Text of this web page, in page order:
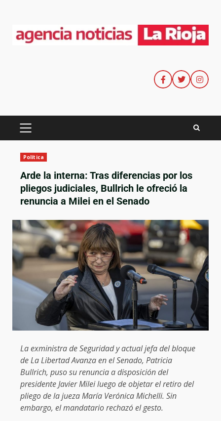
Política
Arde la interna: Tras diferencias por los
pliegos judiciales, Bullrich le ofreció la
renuncia a Milei en el Senado
La exministra de Seguridad y actual jefa del bloque
de La Libertad Avanza en el Senado, Patricia
Bullrich, puso su renuncia a disposición del
presidente Javier Milei luego de objetar el retiro del
pliego de la jueza María Verónica Michelli. Sin
embargo, el mandatario rechazó el gesto.